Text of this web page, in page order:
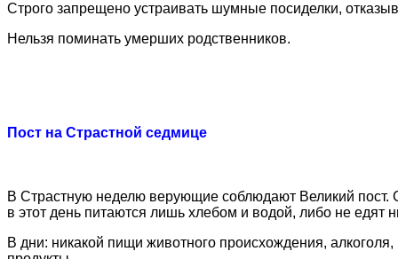
Строго запрещено устраивать шумные посиделки,
Нельзя поминать умерших родственников.
Пост на Страстной седмице
В Страстную неделю верующие соблюдают Великий пост.
в этот день питаются лишь хлебом и водой, либо не едят
В дни: никакой пищи животного происхождения,